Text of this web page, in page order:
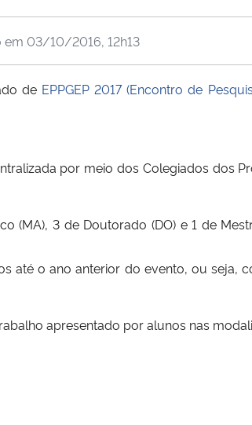
em 03/10/2016, 12h13
de EPPGEP 2017 (Encontro de
por meio dos Colegiados dos
(MA), 3 de Doutorado (DO) e 1 de
até o ano anterior do evento, ou seja,
apresentado por alunos nas